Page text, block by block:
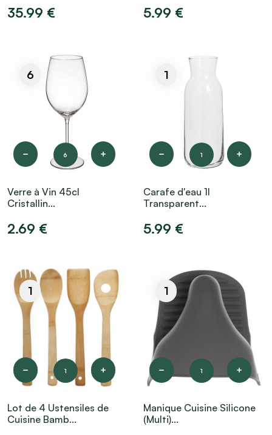
35.99 € 5.99 €
6
6
Verre à Vin 45cl
Cristallin...
2.69 €
1
1
Carafe d'eau 1l
Transparent...
5.99 €
1
1
Lot de 4 Ustensiles de
Cuisine Bamb...
1
1
Manique Cuisine Silicone
(Multi)...